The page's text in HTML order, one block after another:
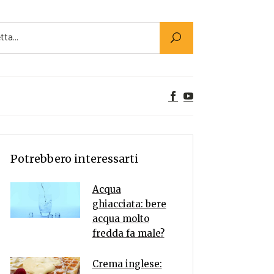
Utility
Alimenti
Rumors
Potrebbero interessarti
Acqua
ghiacciata: bere
acqua molto
fredda fa male?
Crema inglese: